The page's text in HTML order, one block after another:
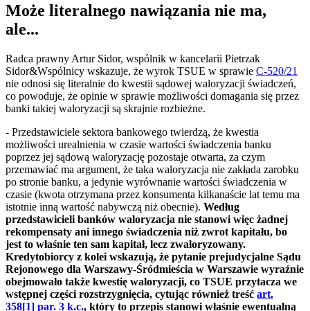
Może literalnego nawiązania nie ma,
ale...
Radca prawny Artur Sidor, wspólnik w kancelarii Pietrzak
Sidor&Wspólnicy wskazuje, że wyrok TSUE w sprawie C-520/21
nie odnosi się literalnie do kwestii sądowej waloryzacji świadczeń,
co powoduje, że opinie w sprawie możliwości domagania się przez
banki takiej waloryzacji są skrajnie rozbieżne.
- Przedstawiciele sektora bankowego twierdzą, że kwestia
możliwości urealnienia w czasie wartości świadczenia banku
poprzez jej sądową waloryzację pozostaje otwarta, za czym
przemawiać ma argument, że taka waloryzacja nie zakłada zarobku
po stronie banku, a jedynie wyrównanie wartości świadczenia w
czasie (kwota otrzymana przez konsumenta kilkanaście lat temu ma
istotnie inną wartość nabywczą niż obecnie). Według
przedstawicieli banków waloryzacja nie stanowi więc żadnej
rekompensaty ani innego świadczenia niż zwrot kapitału, bo
jest to właśnie ten sam kapitał, lecz zwaloryzowany.
Kredytobiorcy z kolei wskazują, że pytanie prejudycjalne Sądu
Rejonowego dla Warszawy-Śródmieścia w Warszawie wyraźnie
obejmowało także kwestię waloryzacji, co TSUE przytacza we
wstępnej części rozstrzygnięcia, cytując również treść art.
358[1] par. 3 k.c., który to przepis stanowi właśnie ewentualną